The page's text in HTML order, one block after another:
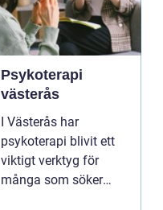
Psykoterapi
västerås
I Västerås har
psykoterapi blivit ett
viktigt verktyg för
många som söker